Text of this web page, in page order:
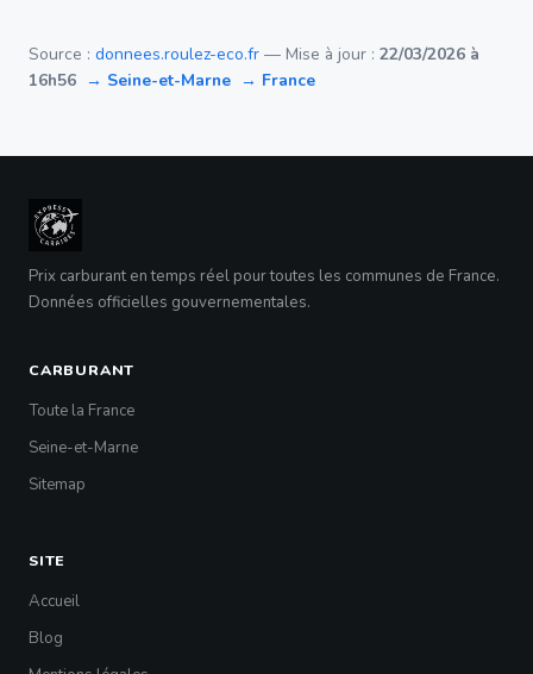
Source : donnees.roulez-eco.fr — Mise à jour : 22/03/2026 à
16h56 → Seine-et-Marne → France
Prix carburant en temps réel pour toutes les communes de France.
Données officielles gouvernementales.
CARBURANT
Toute la France
Seine-et-Marne
Sitemap
SITE
Accueil
Blog